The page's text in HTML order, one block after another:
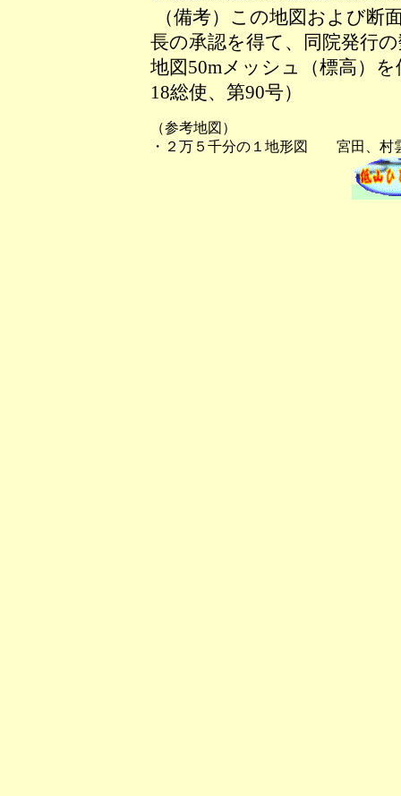
（備考）この地図および断
長の承認を得て、同院発行
地図50mメッシュ（標高）
18総使、第90号）
（参考地図）
・２万５千分の１地形図 宮田、村